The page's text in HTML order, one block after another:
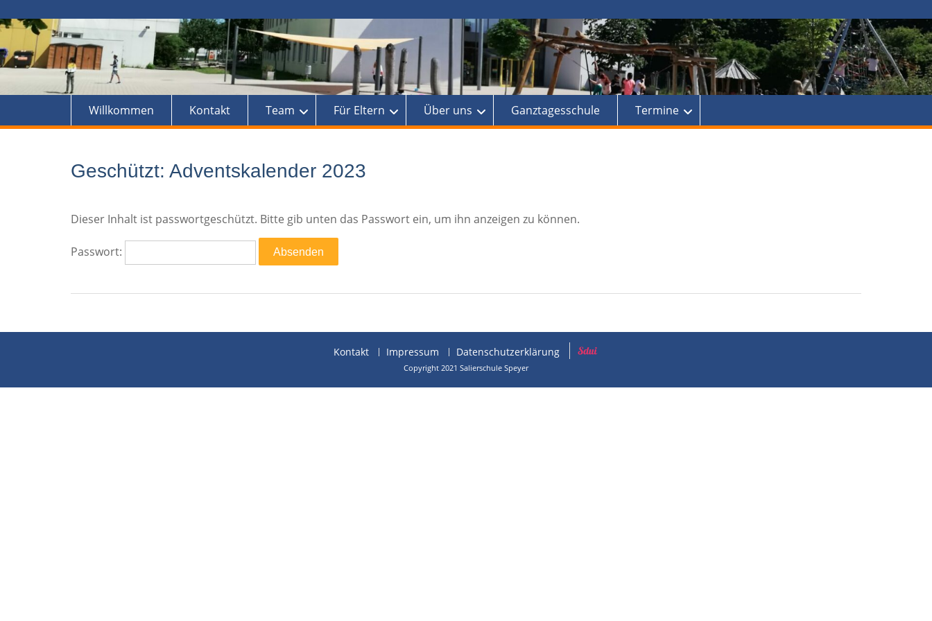
Willkommen Kontakt Team Für Eltern Über uns Ganztagesschule Termine
Geschützt: Adventskalender 2023
Dieser Inhalt ist passwortgeschützt. Bitte gib unten das Passwort ein, um ihn anzeigen zu können.
Passwort:
Kontakt Impressum Datenschutzerklärung
Copyright 2021 Salierschule Speyer